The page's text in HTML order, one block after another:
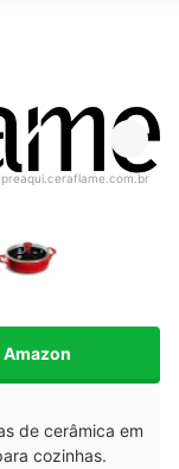
Amazon
de cerâmica em
cozinhas.